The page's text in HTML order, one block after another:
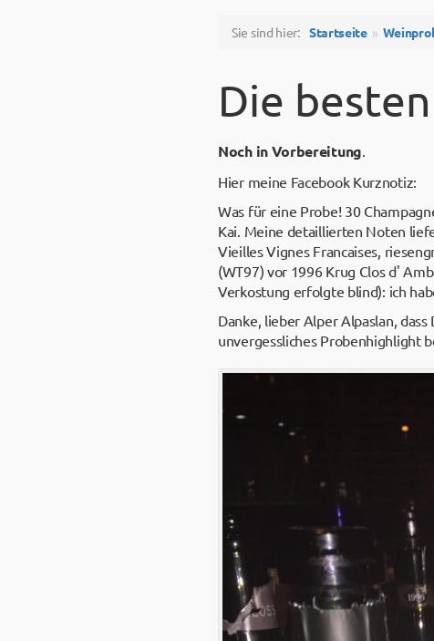
Sie sind hier: Startseite
Die
Noch in Vorbereitung.
Hier meine Facebook Kurznotiz:
Was für eine Probe! 30
Kai. Meine detaillierten Noten
Vieilles Vignes Francaises,
(WT97) vor 1996 Krug Clos d'
Verkostung erfolgte blind): ich
Danke, lieber Alper Alpaslan,
unvergessliches Probenhighlight